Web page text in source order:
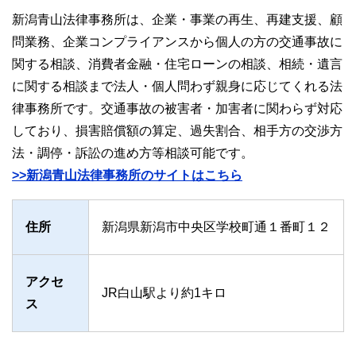
新潟青山法律事務所は、企業・事業の再生、再建支援、顧
問業務、企業コンプライアンスから個人の方の交通事故に
関する相談、消費者金融・住宅ローンの相談、相続・遺言
に関する相談まで法人・個人問わず親身に応じてくれる法
律事務所です。交通事故の被害者・加害者に関わらず対応
しており、損害賠償額の算定、過失割合、相手方の交渉方
法・調停・訴訟の進め方等相談可能です。
>>新潟青山法律事務所のサイトはこちら
住所 新潟県新潟市中央区学校町通１番町１２
アクセ
ス
JR白山駅より約1キロ